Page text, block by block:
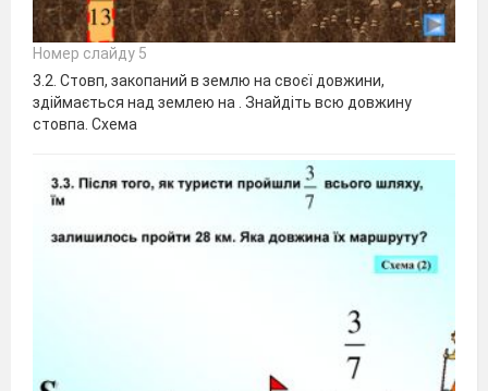
Номер слайду 5
3.2. Стовп, закопаний в землю на своєї довжини,
здіймається над землею на . Знайдіть всю довжину
стовпа. Схема